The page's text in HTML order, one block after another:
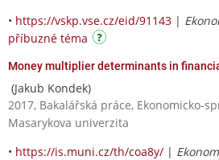
• https://vskp.vse.cz/eid/91143 |
příbuzné téma
Money multiplier determinants in
(Jakub Kondek)
2017, Bakalářská práce, Ekonomicko-
Masarykova univerzita
• https://is.muni.cz/th/coa8y/ |